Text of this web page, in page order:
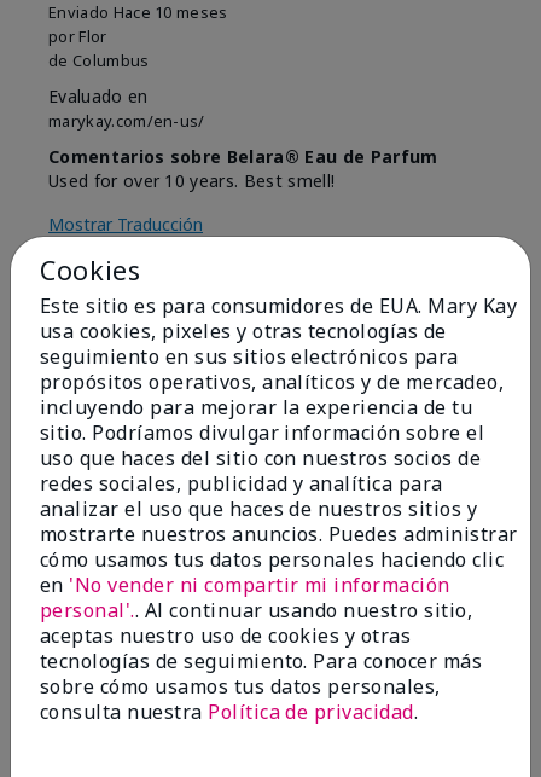
Enviado Hace 10 meses
por Flor
de Columbus
Evaluado en
marykay.com/en-us/
Comentarios sobre Belara® Eau de Parfum
Used for over 10 years. Best smell!
Mostrar Traducción
Conclusión
¿Le ha resultado útil esta
opinión?
4 0
Marcar esta opinión
5
Kristen
EnviadoHace 10 meses
por Jennifer
de MECHANCSBRG
Comprador verificado
Cookies
Este sitio es para consumidores de EUA. Mary Kay
usa cookies, pixeles y otras tecnologías de
seguimiento en sus sitios electrónicos para
propósitos operativos, analíticos y de mercadeo,
incluyendo para mejorar la experiencia de tu
sitio. Podríamos divulgar información sobre el
uso que haces del sitio con nuestros socios de
redes sociales, publicidad y analítica para
analizar el uso que haces de nuestros sitios y
mostrarte nuestros anuncios. Puedes administrar
cómo usamos tus datos personales haciendo clic
en 'No vender ni compartir mi información
personal'.. Al continuar usando nuestro sitio,
aceptas nuestro uso de cookies y otras
tecnologías de seguimiento. Para conocer más
sobre cómo usamos tus datos personales,
consulta nuestra Política de privacidad.